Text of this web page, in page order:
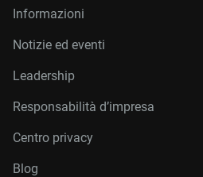
Informazioni
Notizie ed eventi
Leadership
Responsabilità d’impresa
Centro privacy
Blog